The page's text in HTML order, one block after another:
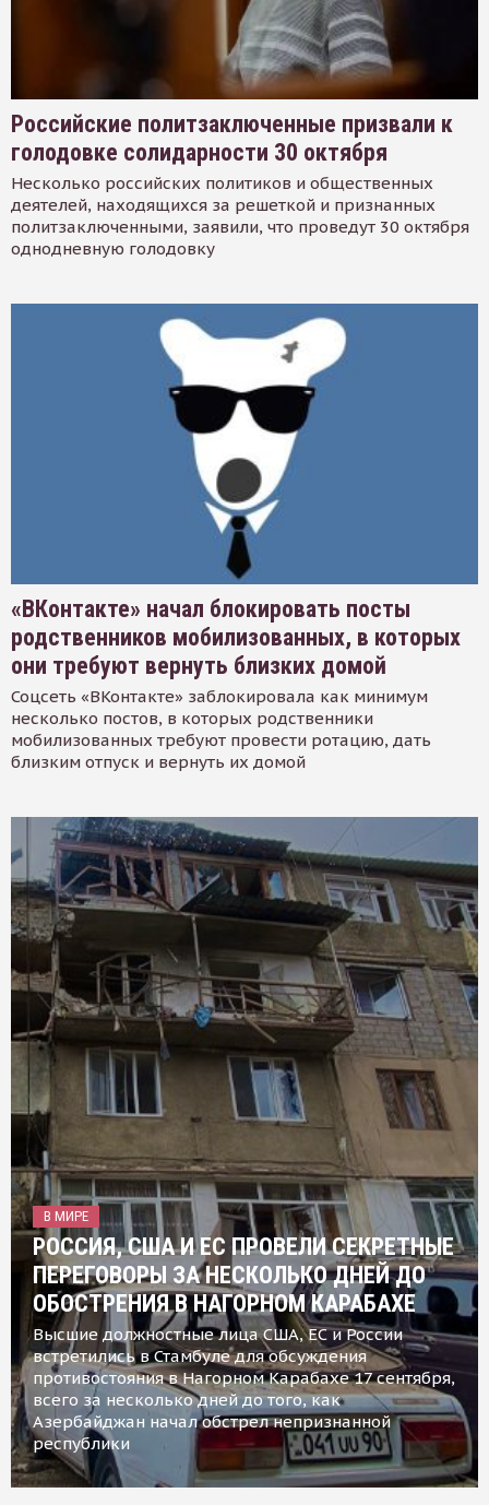
Российские политзаключенные призвали к
голодовке солидарности 30 октября
Несколько российских политиков и общественных
деятелей, находящихся за решеткой и признанных
политзаключенными, заявили, что проведут 30 октября
однодневную голодовку
«ВКонтакте» начал блокировать посты
родственников мобилизованных, в которых
они требуют вернуть близких домой
Соцсеть «ВКонтакте» заблокировала как минимум
несколько постов, в которых родственники
мобилизованных требуют провести ротацию, дать
близким отпуск и вернуть их домой
В МИРЕ
РОССИЯ, США И ЕС ПРОВЕЛИ СЕКРЕТНЫЕ
ПЕРЕГОВОРЫ ЗА НЕСКОЛЬКО ДНЕЙ ДО
ОБОСТРЕНИЯ В НАГОРНОМ КАРАБАХЕ
Высшие должностные лица США, ЕС и России
встретились в Стамбуле для обсуждения
противостояния в Нагорном Карабахе 17 сентября,
всего за несколько дней до того, как
Азербайджан начал обстрел непризнанной
республики